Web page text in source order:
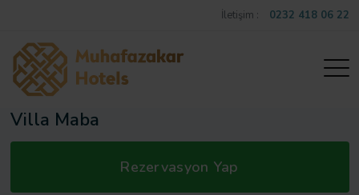
İletişim : 0232 418 06 22
Villa Maba
Rezervasyon Yap